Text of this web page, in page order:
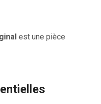
est une pièce